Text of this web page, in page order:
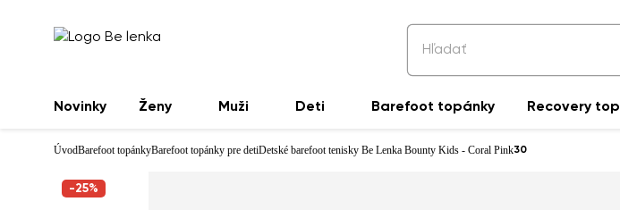
Novinky Ženy Muži Deti Barefoot topánky Recovery
ÚvodBarefoot topánkyBarefoot topánky pre detiDetské barefoot tenisky Be Lenka Bounty Kids - Coral Pink30
-25%